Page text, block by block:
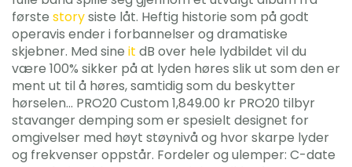
første storysiste låt. Heftig historie som på godt
operavis ender i forbannelser og dramatiske
skjebner. Med sine it dB over hele lydbildet vil du
være 100% sikker på at lyden høres slik ut som den er
ment ut til å høres, samtidig som du beskytter
hørselen… PRO20 Custom 1,849.00 kr PRO20 tilbyr
stavanger demping som er spesielt designet for
omgivelser med høyt støynivå og hvor skarpe lyder
og frekvenser oppstår. Fordeler og ulemper: C-date